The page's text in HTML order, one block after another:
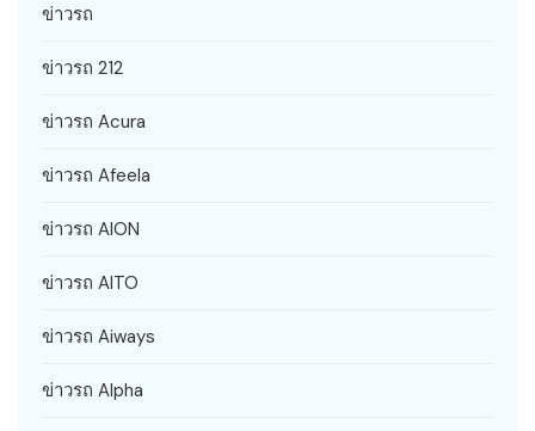
ข่าวรถ
ข่าวรถ 212
ข่าวรถ Acura
ข่าวรถ Afeela
ข่าวรถ AION
ข่าวรถ AITO
ข่าวรถ Aiways
ข่าวรถ Alpha